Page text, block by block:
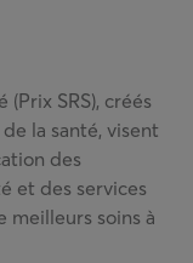
(Prix SRS), créés
la santé, visent
des
et des services
meilleurs soins à